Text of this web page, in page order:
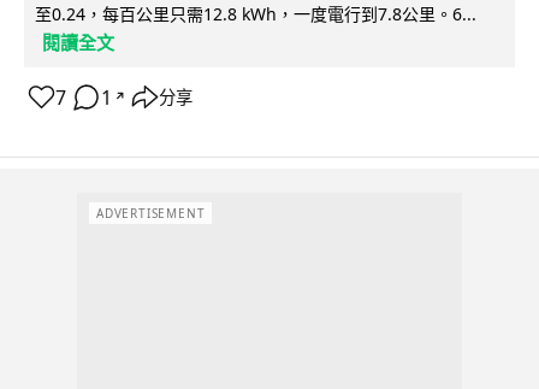
至0.24，每百公里只需12.8 kWh，一度電行到7.8公里。6...
閱讀全文
7 1 ↗ 分享
ADVERTISEMENT